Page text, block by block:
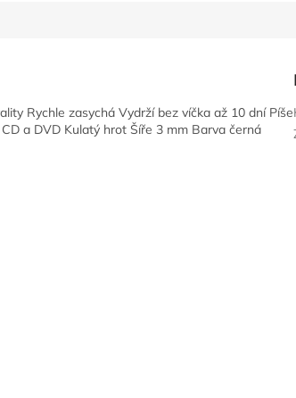
Rychle zasychá Vydrží bez víčka až 10 dní Píše
a DVD Kulatý hrot Šíře 3 mm Barva černá